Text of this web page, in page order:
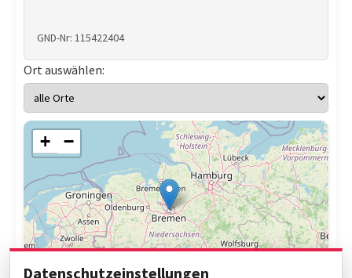
GND-Nr: 115422404
Ort auswählen:
+ −
Datenschutzeinstellungen